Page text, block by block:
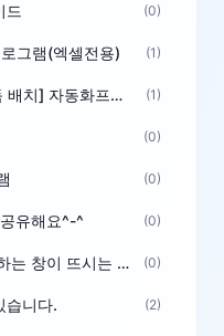
드 (0)
그램(엑셀전용) (1)
경기도교육청 - [정기고사 감독 배치] 자동화프로그램 보급 (1)
(0)
(0)
유해요^-^ (0)
사이트 이용 중 사람인지 확인하는 창이 뜨시는 분은 알려주세요 (0)
습니다. (2)